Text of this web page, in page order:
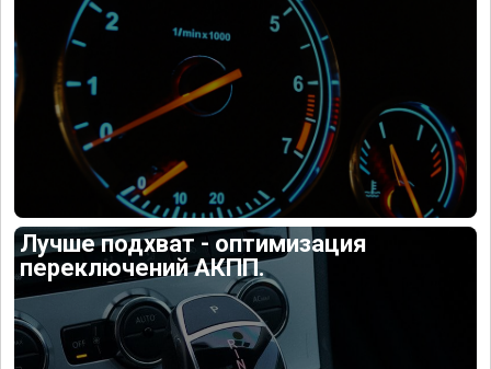
Лучше подхват - оптимизация
переключений АКПП.